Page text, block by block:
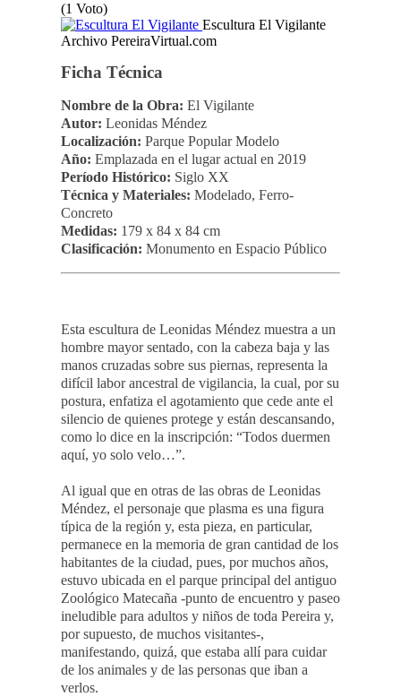
(1 Voto)
Escultura El Vigilante
Archivo PereiraVirtual.com
Ficha Técnica
Nombre de la Obra: El Vigilante
Autor: Leonidas Méndez
Localización: Parque Popular Modelo
Año: Emplazada en el lugar actual en 2019
Período Histórico: Siglo XX
Técnica y Materiales: Modelado, Ferro-
Concreto
Medidas: 179 x 84 x 84 cm
Clasificación: Monumento en Espacio Público
Esta escultura de Leonidas Méndez muestra a un
hombre mayor sentado, con la cabeza baja y las
manos cruzadas sobre sus piernas, representa la
difícil labor ancestral de vigilancia, la cual, por su
postura, enfatiza el agotamiento que cede ante el
silencio de quienes protege y están descansando,
como lo dice en la inscripción: “Todos duermen
aquí, yo solo velo…”.
Al igual que en otras de las obras de Leonidas
Méndez, el personaje que plasma es una figura
típica de la región y, esta pieza, en particular,
permanece en la memoria de gran cantidad de los
habitantes de la ciudad, pues, por muchos años,
estuvo ubicada en el parque principal del antiguo
Zoológico Matecaña -punto de encuentro y paseo
ineludible para adultos y niños de toda Pereira y,
por supuesto, de muchos visitantes-,
manifestando, quizá, que estaba allí para cuidar
de los animales y de las personas que iban a
verlos.